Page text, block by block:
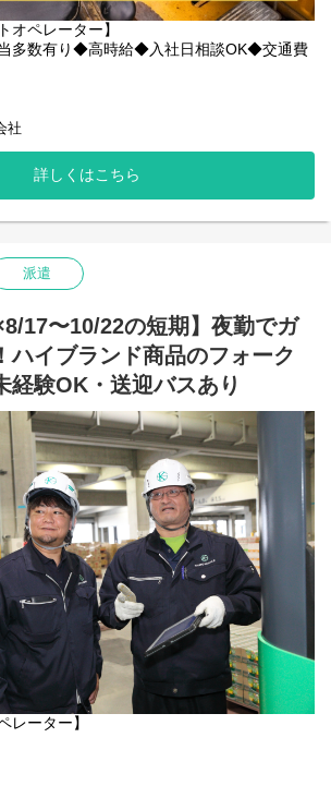
ップ可能(場合によっては本社へのキャリア
◎)
、皆様メリハリをつけながら仲良く働いて
く丁寧に教えてもらえる環境です！
しく、一緒に働く仲間は宝物」と現場のお
248
ーーーーーー
】
ームな雰囲気！
のある女性の方が社長です！
、スタッフ全員で1つの大家族」という考え
優しいスタッフが多く、皆様楽しく伸び伸
当社のスタッフ達は親身になってきいてく
い」「プライベートで嫌なことがあった」
軽に相談してみると、誰もが優しく励まし
れますよ◎
ます！覗いてみてください！
company/
ありません◎お気軽にお問合せください！
きやすさを考える社風！
にはたくさんの勤務地がありますが、人間
さい。
地をご用意いたします！
ペレーター】
多数有り◆高時給◆入社日相談OK◆交通費
= 252,000/月 +諸手当
可能です＞＞＞＞
を使用し、倉庫内にて、ソーラーパネルの
す!
りません。フォークリフト作業が中心で
優しい先輩がご案内します！お気軽にご応
ト支給(規定あり)
り
ップ可能(場合によっては本社へのキャリア
◎)
社
詳しくはこちら
派遣
17〜10/22の短期】夜勤でガ
ハイブランド商品のフォーク
経験OK・送迎バスあり
レーター】